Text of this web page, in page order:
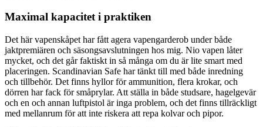
Maximal kapacitet i praktiken
Det här vapenskåpet har fått agera vapengarderob under både
jaktpremiären och säsongsavslutningen hos mig. Nio vapen låter
mycket, och det går faktiskt in så många om du är lite smart med
placeringen. Scandinavian Safe har tänkt till med både inredning
och tillbehör. Det finns hyllor för ammunition, flera krokar, och
dörren har fack för småprylar. Att ställa in både studsare, hagelgevär
och en och annan luftpistol är inga problem, och det finns tillräckligt
med mellanrum för att inte riskera att repa kolvar och pipor.